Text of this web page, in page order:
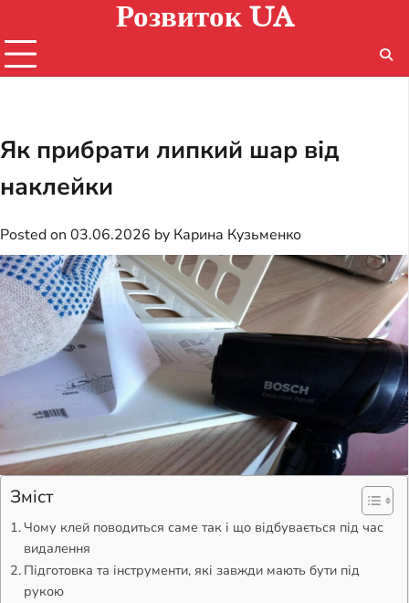
content
Розвиток UA
Як прибрати липкий шар від
наклейки
Posted on 03.06.2026 by Карина Кузьменко
Зміст
Чому клей поводиться саме так і що відбувається під час
видалення
Підготовка та інструменти, які завжди мають бути під
рукою